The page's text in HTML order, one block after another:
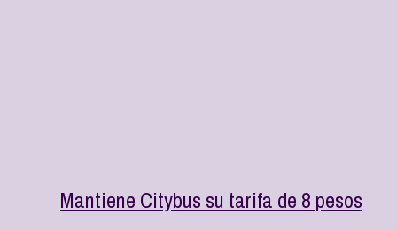
Mantiene Citybus su tarifa de 8 pesos